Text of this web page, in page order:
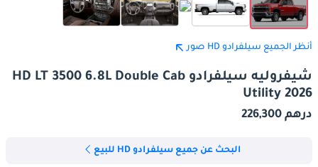
أنظر الجميع سيلفرادو HD صور
شيفروليه سيلفرادو HD LT 3500 6.8L Double Cab
Utility 2026
درهم 226,300
البحث عن جميع سيلفرادو HD للبيع